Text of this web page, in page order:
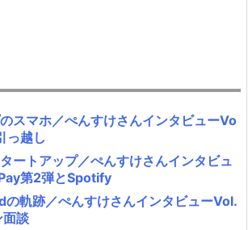
スマホ／ぺんすけさんインタビューVo
っ越し
ートアップ／ぺんすけさんインタビュ
第2弾とSpotify
軌跡／ぺんすけさんインタビューVol.
談